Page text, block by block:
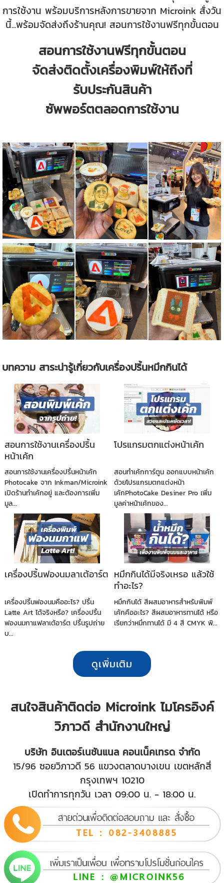
การใช้งาน พร้อมบริการหลังการขายจาก Microink สั่งวัน
นี้...พร้อมจัดส่งถึงร้านคุณ! สอนการใช้งานฟรีทุกขั้นตอน
สอนการใช้งานฟรีทุกขั้นตอน
จัดส่งติดตั้งเครื่องพิมพ์ให้ถึงที่
รับประกันสินค้า
ซัพพอร์ตตลอดการใช้งาน
บทความ สาระน่ารู้เกี่ยวกับเครื่องปริ้นหมึกกินได้
สอนการใช้งานเครื่องปริ้น
หน้าเค้ก
สอนการใช้งานเครื่องปริ้นหน้าเค้ก
Photocake จาก Inkman/Microink
เปิดร้านทำเค้กอยู่ และต้องการเพิ่ม
มูล...
โปรแกรมตกแต่งหน้าเค้ก
สอนทำเค้กการ์ตูน ออกแบบหน้าเค้ก
ด้วยโปรแกรมตกแต่งหน้า
เค้กPhotoCake Desiner Pro เพิ่ม
มูลค่าหน้าเค้กของ...
เครื่องปริ้นฟองนมลาเต้อาร์ต
เครื่องปริ้นฟองนมคืออะไร? ปริ้น
Latte Art ได้จริงหรือ? เครื่องปริ้น
ฟองนมกาแฟลาเต้อาร์ต ปริ้นรูปถ่าย
บ...
หมึกกินได้มีจริงเหรอ แล้วใช้
ทำอะไร?
หมึกกินได้ สีผสมอาหารสำหรับพิมพ์
เค้กคืออะไร? สีผสมอาหารทานได้ หรือ
เรียกว่าหมึกทานได้ มี 4 สี CMYK พิ...
ดูเพิ่มเติม
สนใจสินค้าติดต่อ Microink ไมโครอิงค์
วิภาวดี สำนักงานใหญ่
บริษัท อินเตอร์เนชันแนล คอนเน็คเทรด จำกัด
15/96 ซอยวิภาวดี 56 แขวงตลาดบางเขน เขตหลักสี่
กรุงเทพฯ 10210
เปิดทำการทุกวัน เวลา 09:00 น. - 18:00 น.